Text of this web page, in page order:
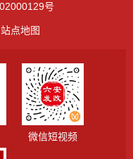
号
站点地图
微信短视频